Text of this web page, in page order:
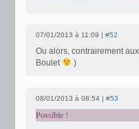
07/01/2013 à 11:09 | #52
Ou alors, contrairement
Boulet
)
08/01/2013 à 08:54 | #53
Possible !